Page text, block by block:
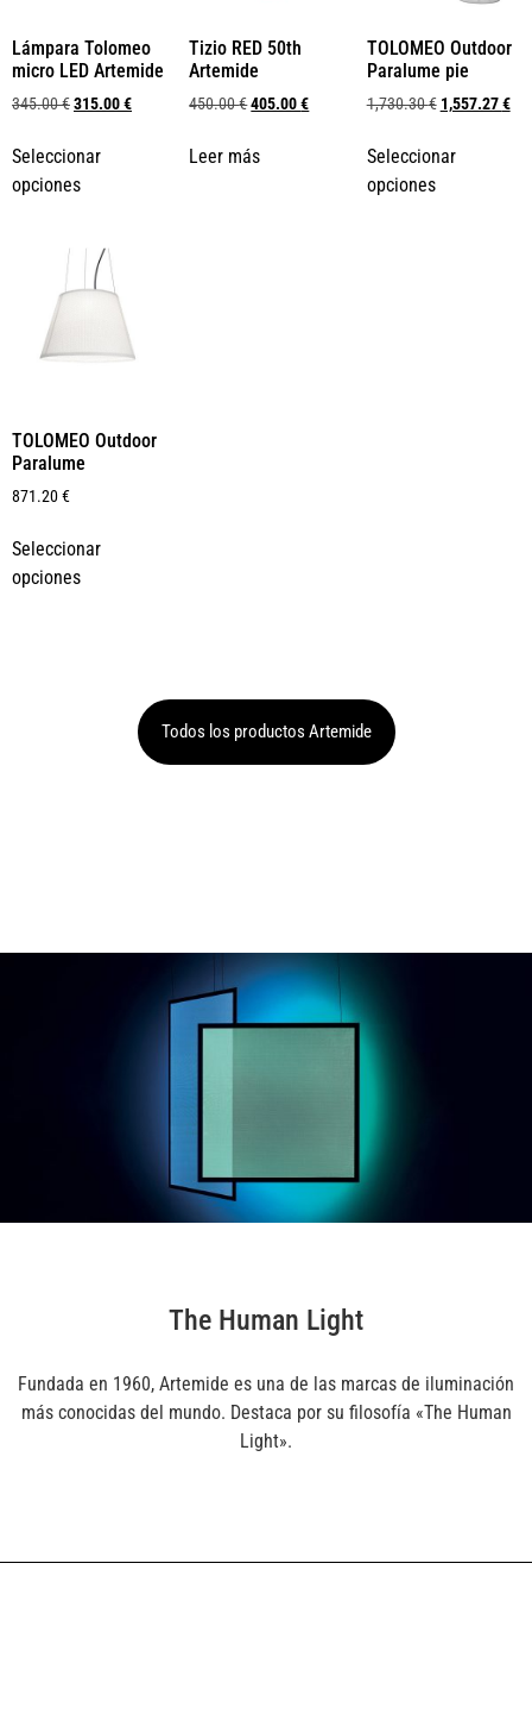
Lámpara Tolomeo
micro LED Artemide
345.00€315.00€
Seleccionar
opciones
Tizio RED 50th
Artemide
450.00€405.00€
Leer más
TOLOMEO Outdoor
Paralume pie
1,730.30€ 1,557.27€
Seleccionar
opciones
TOLOMEO Outdoor
Paralume
871.20€
Seleccionar
opciones
Todos los productos Artemide
The Human Light
Fundada en 1960, Artemide es una de las marcas de iluminación
más conocidas del mundo. Destaca por su filosofía «The Human
Light».